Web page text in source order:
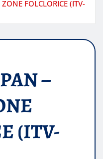
FOLCLORICE (ITV-
–
(ITV-